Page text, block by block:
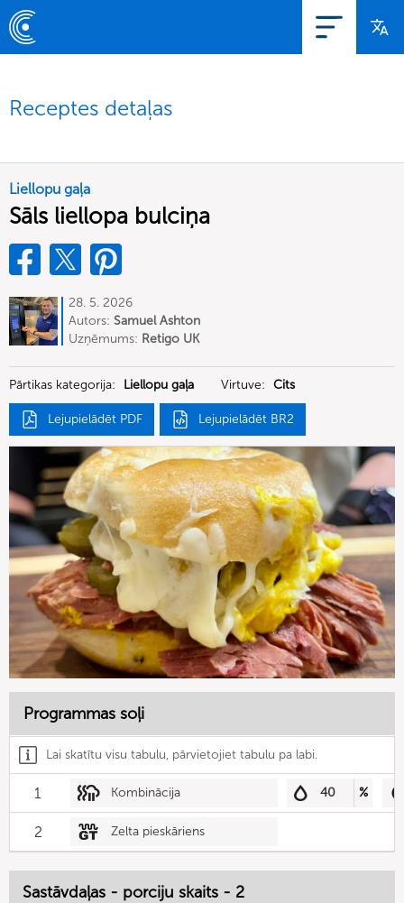
Receptes detaļas
Liellopu gaļa
Sāls liellopa bulciņa
28. 5. 2026
Autors: Samuel Ashton
Uzņēmums: Retigo UK
Pārtikas kategorija: Liellopu gaļa Virtuve: Cits
Lejupielādēt PDF Lejupielādēt BR2
Programmas soļi
Lai skatītu visu tabulu, pārvietojiet tabulu pa labi.
1 Kombinācija 40 %
2 Zelta pieskāriens
Sastāvdaļas - porciju skaits - 2